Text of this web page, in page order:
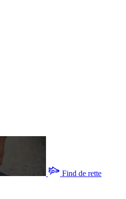
Find de rette